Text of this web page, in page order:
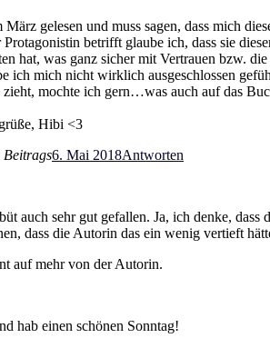
gelesen und muss sagen, dass mich
betrifft glaube ich, dass sie
hat, was ganz sicher mit Vertrauen bzw.
ich mich nicht wirklich ausgeschlossen
zieht, mochte ich gern…was auch auf das
Hibi <3
Beitrags6. Mai 2018Antworten
auch sehr gut gefallen. Ja, ich denke,
dass die Autorin das ein wenig vertieft
auf mehr von der Autorin.
hab einen schönen Sonntag!